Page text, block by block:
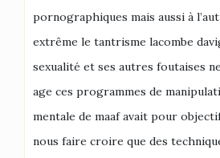
pornographiques mais aussi à
extrême le tantrisme lacombe
sexualité et ses autres foutaises
age ces programmes de
mentale de maaf avait pour
nous faire croire que des